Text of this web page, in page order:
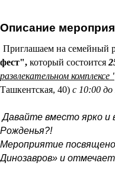
Описание
Приглашаем на семейный
фест", который состоится
развлекательном
Ташкентская, 40) с 10:00 до
Давайте вместо ярко и
Рожденья?!
Мероприятие
Динозавров» и